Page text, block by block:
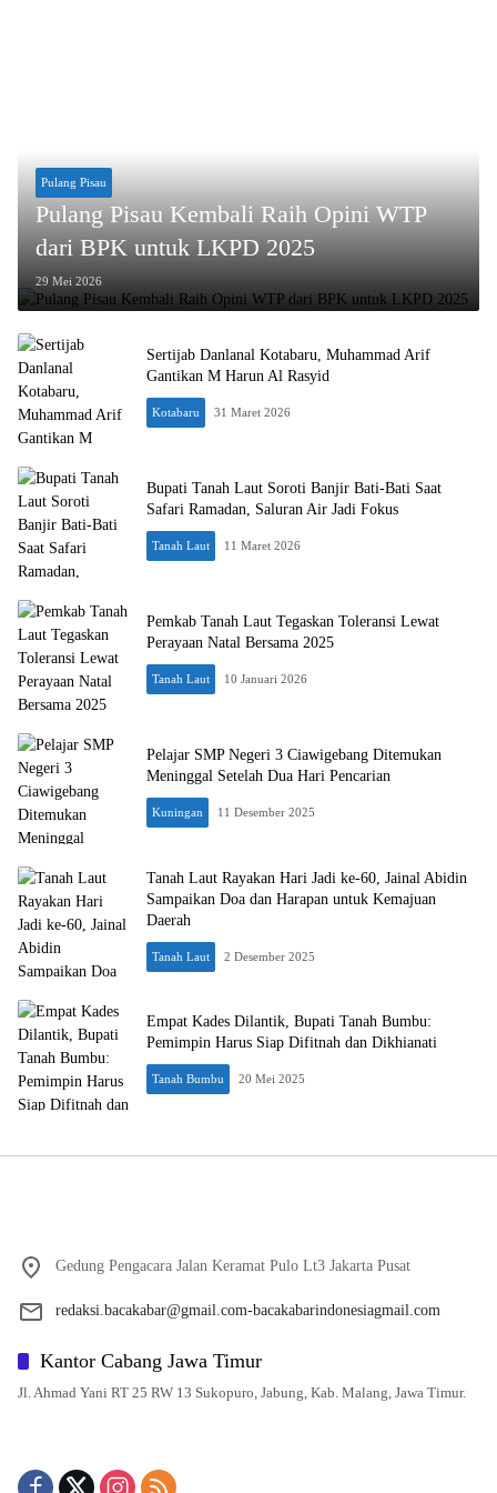
Pulang Pisau
Pulang Pisau Kembali Raih Opini WTP
dari BPK untuk LKPD 2025
29 Mei 2026
Sertijab Danlanal Kotabaru, Muhammad Arif
Gantikan M Harun Al Rasyid
Kotabaru 31 Maret 2026
Bupati Tanah Laut Soroti Banjir Bati-Bati Saat
Safari Ramadan, Saluran Air Jadi Fokus
Tanah Laut 11 Maret 2026
Pemkab Tanah Laut Tegaskan Toleransi Lewat
Perayaan Natal Bersama 2025
Tanah Laut 10 Januari 2026
Pelajar SMP Negeri 3 Ciawigebang Ditemukan
Meninggal Setelah Dua Hari Pencarian
Kuningan 11 Desember 2025
Tanah Laut Rayakan Hari Jadi ke-60, Jainal Abidin
Sampaikan Doa dan Harapan untuk Kemajuan
Daerah
Tanah Laut 2 Desember 2025
Empat Kades Dilantik, Bupati Tanah Bumbu:
Pemimpin Harus Siap Difitnah dan Dikhianati
Tanah Bumbu 20 Mei 2025
Gedung Pengacara Jalan Keramat Pulo Lt3 Jakarta Pusat
redaksi.bacakabar@gmail.com-bacakabarindonesiagmail.com
Kantor Cabang Jawa Timur
Jl. Ahmad Yani RT 25 RW 13 Sukopuro, Jabung, Kab. Malang, Jawa Timur.